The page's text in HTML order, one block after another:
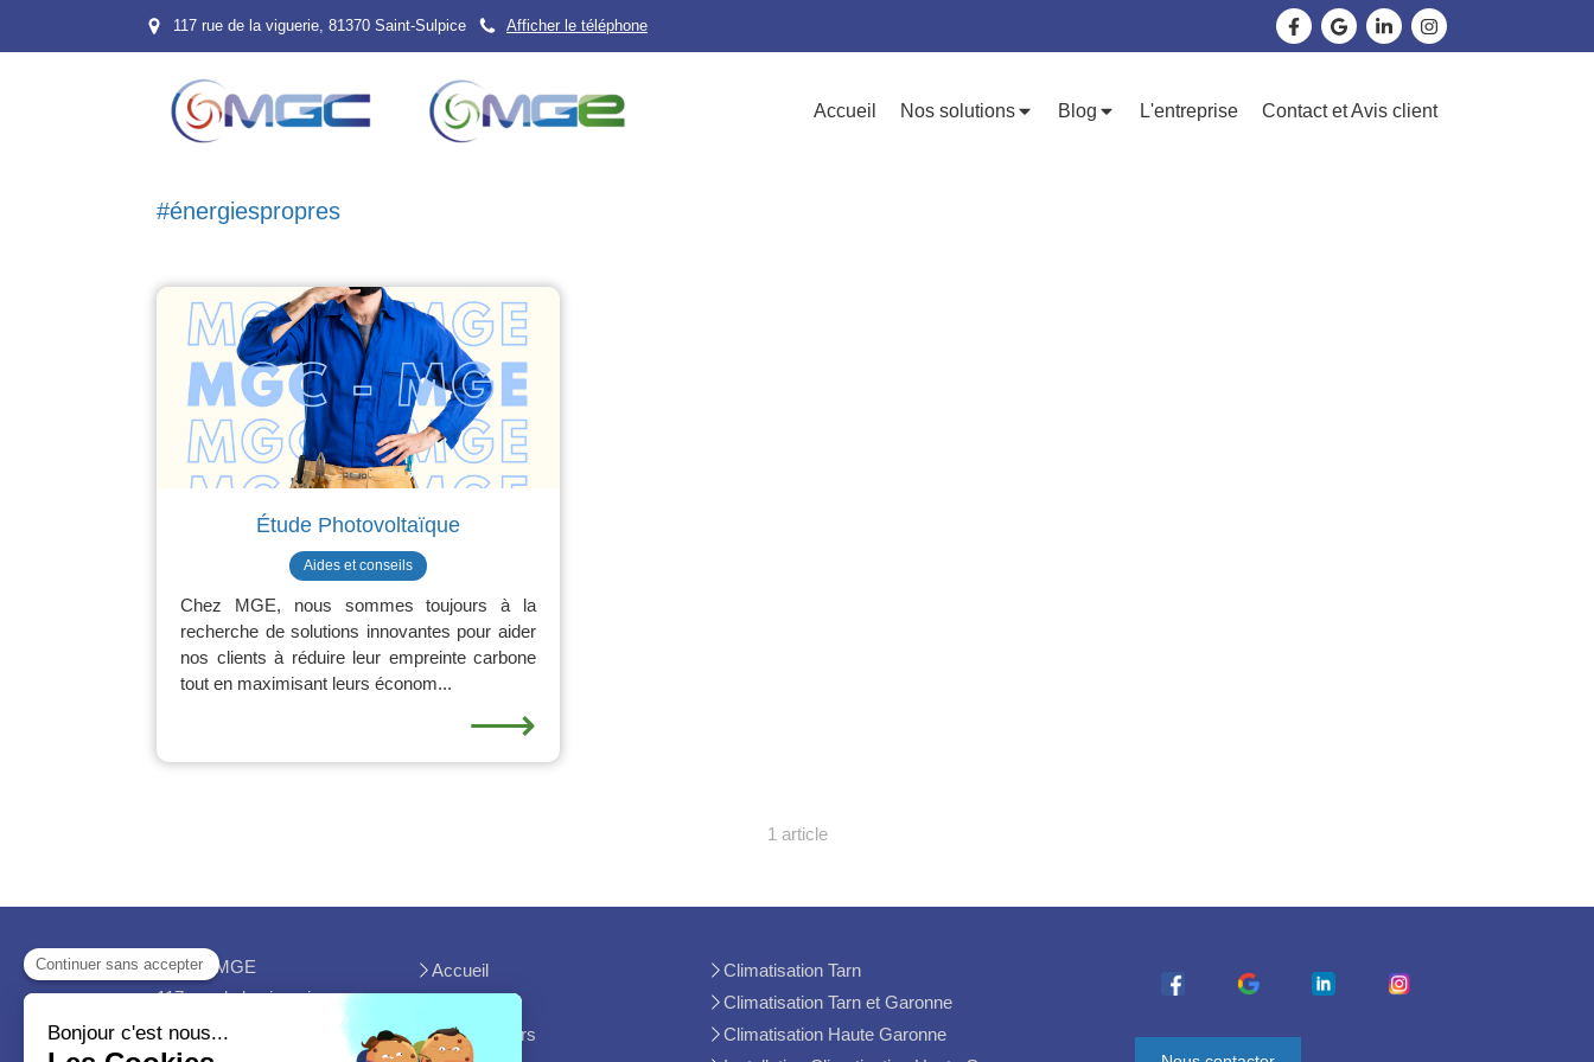
117 rue de la viguerie, 81370 Saint-Sulpice Afficher le téléphone
Accueil Nos solutions Blog L'entreprise Contact et Avis client
#énergiespropres
Étude Photovoltaïque
Aides et conseils
Chez MGE, nous sommes toujours à la
recherche de solutions innovantes pour aider
nos clients à réduire leur empreinte carbone
tout en maximisant leurs économ...
⟶
1 article
MGC - MGE
117 rue de la viguerie
81370
Afficher le téléphone
Accueil
Avis clients
Les chantiers
Climatisation Tarn
Climatisation Tarn et Garonne
Climatisation Haute Garonne